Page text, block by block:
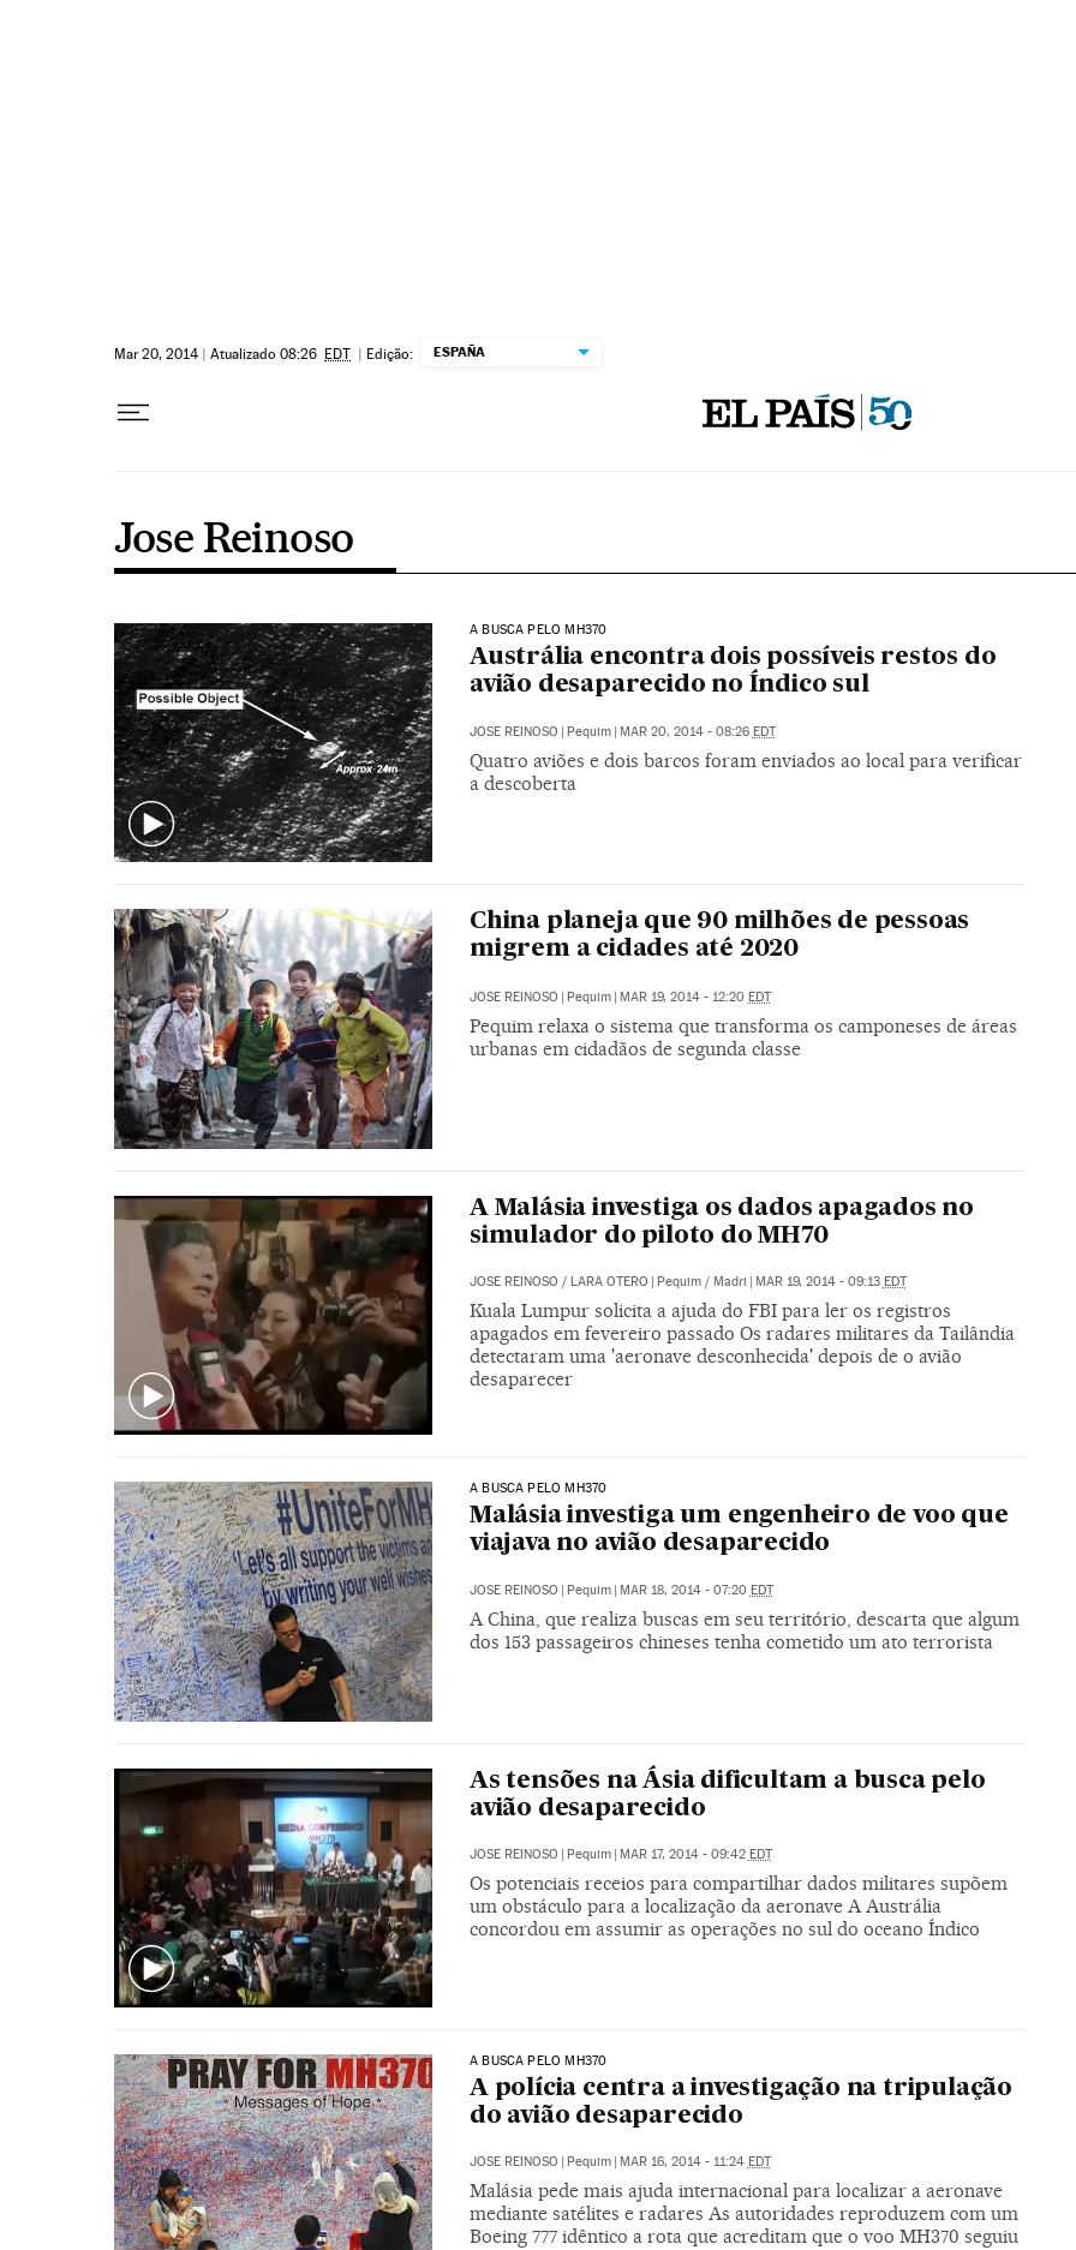
Mar 20, 2014 | Atualizado 08:26 EDT | Edição: ESPAÑA
Jose Reinoso
A BUSCA PELO MH370
Austrália encontra dois possíveis restos do
avião desaparecido no Índico sul
JOSE REINOSO | Pequim | MAR 20, 2014 - 08:26 EDT
Quatro aviões e dois barcos foram enviados ao local para verificar
a descoberta
China planeja que 90 milhões de pessoas
migrem a cidades até 2020
JOSE REINOSO Pequim MAR 19, 2014 - 12:20 EDT
Pequim relaxa o sistema que transforma os camponeses de áreas
urbanas em cidadãos de segunda classe
A Malásia investiga os dados apagados no
simulador do piloto do MH70
JOSE REINOSO / LARA OTERO | Pequim / Madri | MAR 19, 2014 - 09:13 EDT
Kuala Lumpur solicita a ajuda do FBI para ler os registros
apagados em fevereiro passado Os radares militares da Tailândia
detectaram uma 'aeronave desconhecida' depois de o avião
desaparecer
A BUSCA PELO MH370
Malásia investiga um engenheiro de voo que
viajava no avião desaparecido
JOSE REINOSO Pequim MAR 18, 2014 - 07:20 EDT
A China, que realiza buscas em seu território, descarta que algum
dos 153 passageiros chineses tenha cometido um ato terrorista
As tensões na Ásia dificultam a busca pelo
avião desaparecido
JOSE REINOSO Pequim MAR 17, 2014 - 09:42 EDT
Os potenciais receios para compartilhar dados militares supõem
um obstáculo para a localização da aeronave A Austrália
concordou em assumir as operações no sul do oceano Índico
A BUSCA PELO MH370
A polícia centra a investigação na tripulação
do avião desaparecido
JOSE REINOSO | Pequim | MAR 16, 2014 - 11:24 EDT
Malásia pede mais ajuda internacional para localizar a aeronave
mediante satélites e radares As autoridades reproduzem com um
Boeing 777 idêntico a rota que acreditam que o voo MH370 seguiu